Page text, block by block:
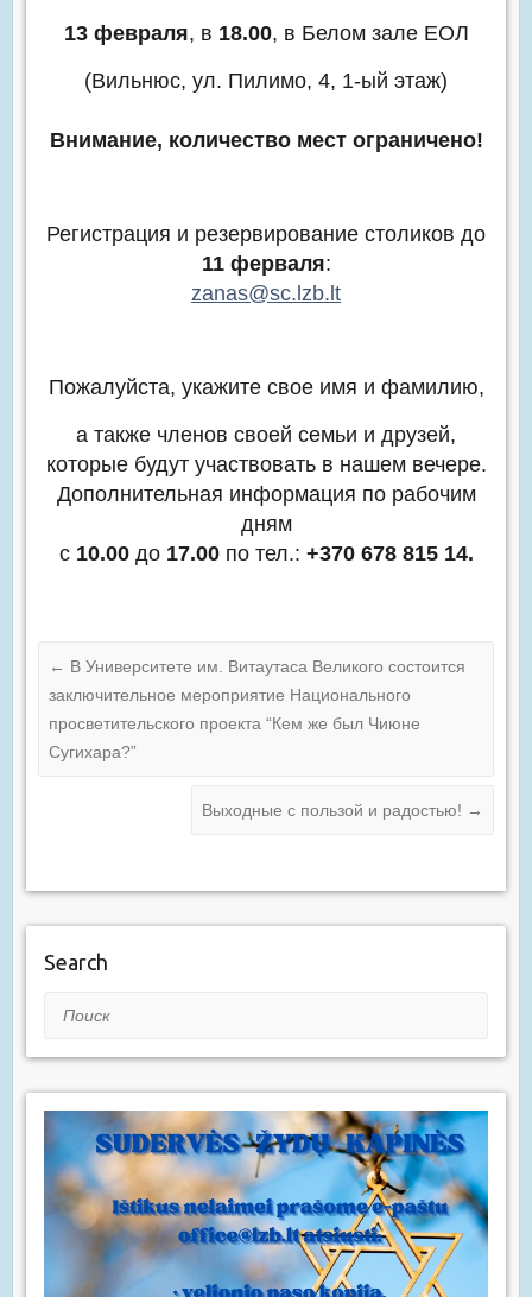
13 февраля, в 18.00, в Белом зале ЕОЛ
(Вильнюс, ул. Пилимо, 4, 1-ый этаж)
Внимание, количество мест ограничено!
Регистрация и резервирование столиков до
11 ферваля:
zanas@sc.lzb.lt
Пожалуйста, укажите свое имя и фамилию,
а также членов своей семьи и друзей,
которые будут участвовать в нашем вечере.
Дополнительная информация по рабочим
дням
с 10.00до 17.00по тел.: +370 678 815 14.
← В Университете им. Витаутаса Великого состоится
заключительное мероприятие Национального
просветительского проекта “Кем же был Чиюне
Сугихара?”
Выходные с пользой и радостью! →
Search
Поиск